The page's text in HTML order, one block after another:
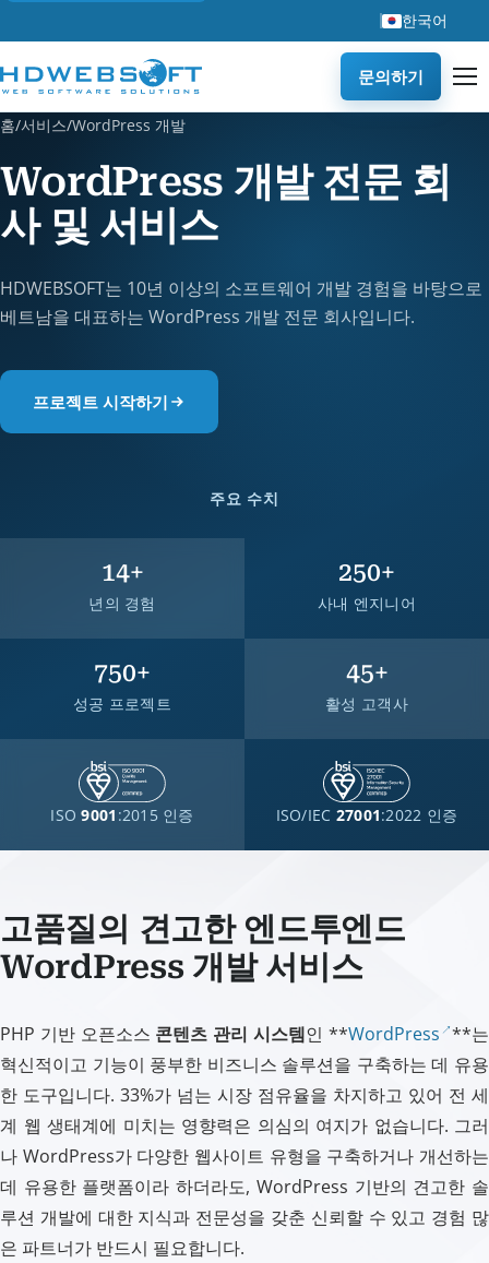
한국어
문의하기
홈/서비스/WordPress 개발
WordPress 개발 전문 회
사 및 서비스
HDWEBSOFT는 10년 이상의 소프트웨어 개발 경험을 바탕으로
베트남을 대표하는 WordPress 개발 전문 회사입니다.
프로젝트 시작하기
주요 수치
14+
년의 경험
250+
사내 엔지니어
750+
성공 프로젝트
45+
활성 고객사
ISO9001 :2015 인증 ISO/IEC 27001:2022 인증
고품질의 견고한 엔드투엔드
WordPress 개발 서비스
PHP 기반 오픈소스 콘텐츠 관리 시스템인 **WordPress **는
혁신적이고 기능이 풍부한 비즈니스 솔루션을 구축하는 데 유용
한 도구입니다. 33%가 넘는 시장 점유율을 차지하고 있어 전 세
계 웹 생태계에 미치는 영향력은 의심의 여지가 없습니다. 그러
나 WordPress가 다양한 웹사이트 유형을 구축하거나 개선하는
데 유용한 플랫폼이라 하더라도, WordPress 기반의 견고한 솔
루션 개발에 대한 지식과 전문성을 갖춘 신뢰할 수 있고 경험 많
은 파트너가 반드시 필요합니다.